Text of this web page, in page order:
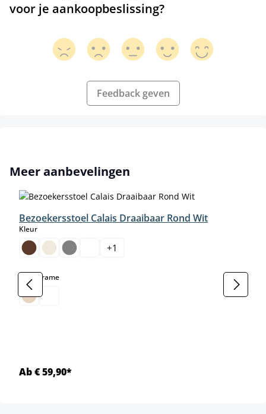
voor je aankoopbeslissing?
Feedback geven
Productgalerij overslaan
Meer aanbevelingen
Bezoekersstoel Calais Draaibaar Rond Wit
Kleurselect
+1
Kleur frameselect
Ab € 59,90*